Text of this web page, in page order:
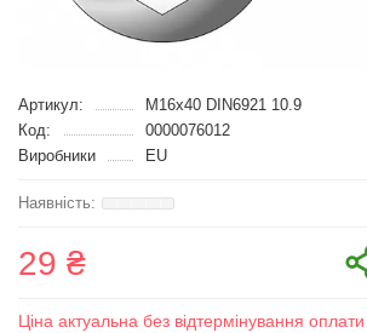
Артикул:
M16x40 DIN6921 10.9
Код:
0000076012
Виробники
EU
29 ₴
Ціна актуальна без відтермінування оплати